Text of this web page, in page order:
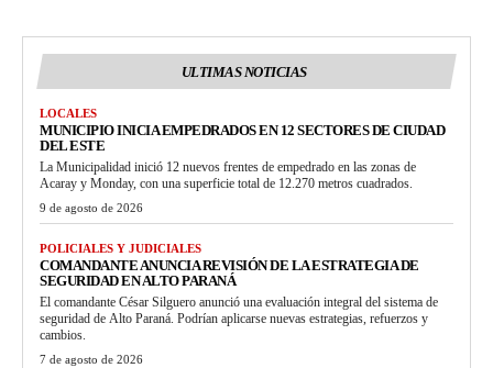
ULTIMAS NOTICIAS
LOCALES
MUNICIPIO INICIA EMPEDRADOS EN 12 SECTORES DE CIUDAD
DEL ESTE
La Municipalidad inició 12 nuevos frentes de empedrado en las zonas de
Acaray y Monday, con una superficie total de 12.270 metros cuadrados.
9 de agosto de 2026
POLICIALES Y JUDICIALES
COMANDANTE ANUNCIA REVISIÓN DE LA ESTRATEGIA DE
SEGURIDAD EN ALTO PARANÁ
El comandante César Silguero anunció una evaluación integral del sistema de
seguridad de Alto Paraná. Podrían aplicarse nuevas estrategias, refuerzos y
cambios.
7 de agosto de 2026